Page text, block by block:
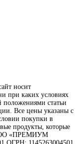
носит
при каких условиях
положениями статьи
Все цены указаны с
покупки в
продукты, которые
ООО «ПРЕМИУМ